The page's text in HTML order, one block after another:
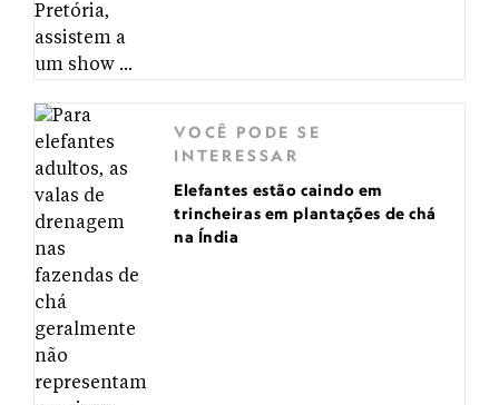
VOCÊ PODE SE
INTERESSAR
Elefantes estão caindo em
trincheiras em plantações de chá
na Índia